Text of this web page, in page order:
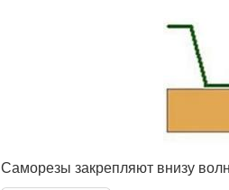
Саморезы закрепляют внизу